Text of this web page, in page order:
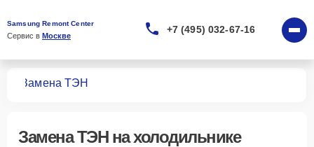
Samsung Remont Center
Сервис в Москве
+7 (495) 032-67-16
Замена ТЭН
Замена ТЭНна холодильнике